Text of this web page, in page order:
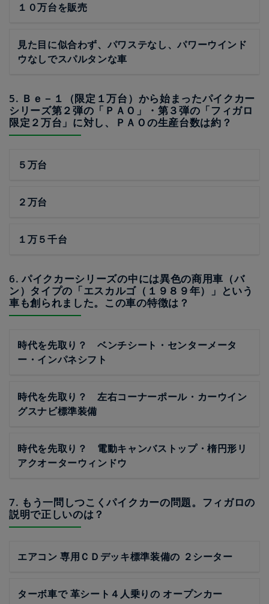
１０万台を販売
見た目に似合わず、パワステなし、パワーウインド
ウなしでスパルタンな車
5. Ｂｅ－１（限定１万台）から始まったパイクカー
シリーズ第２弾の「ＰＡＯ」・第３弾の「フィガロ
限定２万台」に対し、ＰＡＯの生産台数は約？
５万台
２万台
１万５千台
6. パイクカーシリーズの中には異色の商用車（バ
ン）タイプの「エスカルゴ（１９８９年）」という
車も創られました。この車の特徴は？
時代を先取り？ ベンチシート・センターメータ
ー・インパネシフト
時代を先取り？ 左右コーナーポール・カーウイン
グスナビ標準装備
時代を先取り？ 電動キャンバストップ・楕円形リ
アクオーターウィンドウ
7. もう一問しつこくパイクカーの問題。フィガロの
説明で正しいのは？
エアコン 専用ＣＤデッキ標準装備の ２シーター
ターボ車で 革シート４人乗りの オープンカー